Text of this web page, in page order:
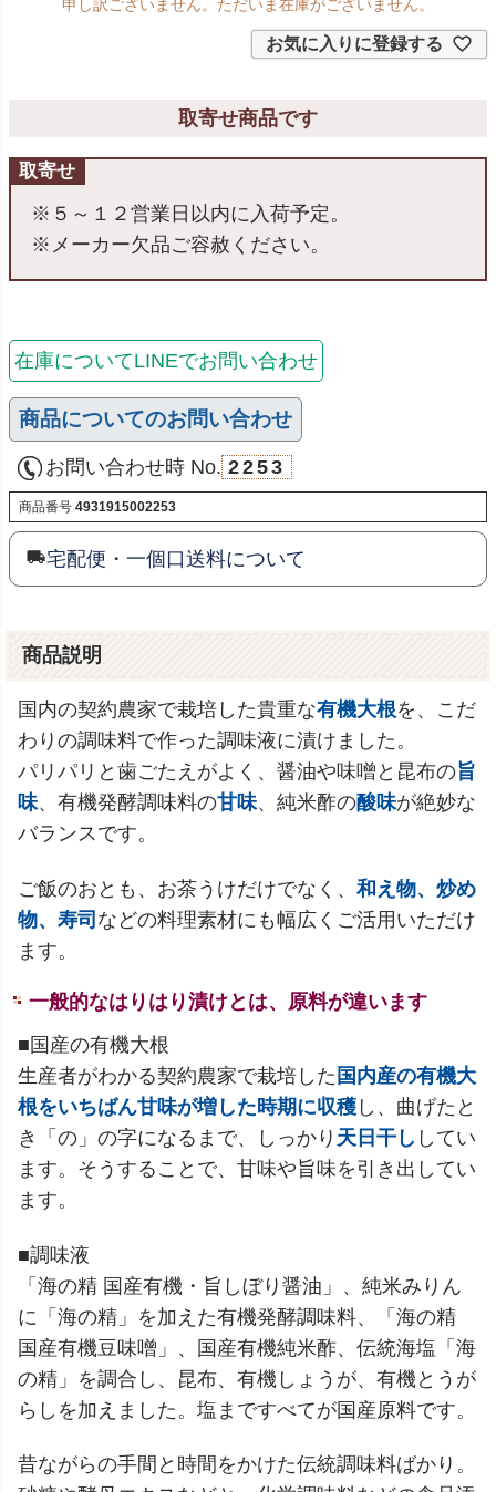
申し訳ございません。ただいま在庫がございません。
お気に入りに登録する
取寄せ商品です
取寄せ
※５～１２営業日以内に入荷予定。
※メーカー欠品ご容赦ください。
在庫についてLINEでお問い合わせ
商品についてのお問い合わせ
お問い合わせ時 No. 2253
商品番号 4931915002253
宅配便・一個口送料について
商品説明
国内の契約農家で栽培した貴重な有機大根を、こだ
わりの調味料で作った調味液に漬けました。
パリパリと歯ごたえがよく、醤油や味噌と昆布の旨
味、有機発酵調味料の甘味、純米酢の酸味が絶妙な
バランスです。
ご飯のおとも、お茶うけだけでなく、 和え物、炒め
物、寿司 などの料理素材にも幅広くご活用いただけ
ます。
一般的なはりはり漬けとは、原料が違います
■国産の有機大根
生産者がわかる契約農家で栽培した 国内産の有機大
根をいちばん甘味が増した時期に収穫 し、曲げたと
き「の」の字になるまで、しっかり 天日干し してい
ます。そうすることで、甘味や旨味を引き出してい
ます。
■調味液
「海の精 国産有機・旨しぼり醤油」、純米みりん
に「海の精」を加えた有機発酵調味料、「海の精
国産有機豆味噌」、国産有機純米酢、伝統海塩「海
の精」を調合し、昆布、有機しょうが、有機とうが
らしを加えました。塩まですべてが国産原料です。
昔ながらの手間と時間をかけた伝統調味料ばかり。